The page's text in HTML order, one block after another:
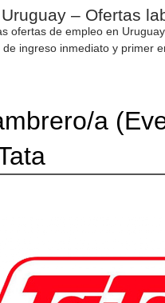
– Ofertas
ofertas de empleo en
ingreso inmediato y primer
a